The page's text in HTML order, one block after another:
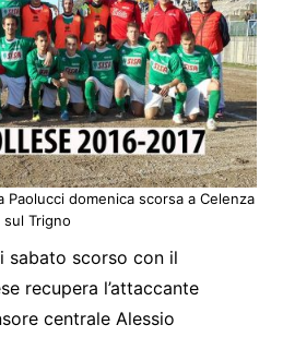
Paolucci domenica scorsa a Celenza
sul Trigno
sabato scorso con il
recupera l’attaccante
centrale Alessio